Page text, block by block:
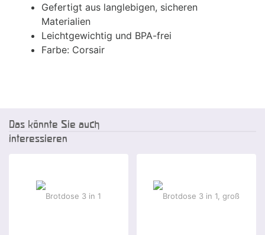
Gefertigt aus langlebigen, sicheren
Materialien
Leichtgewichtig und BPA-frei
Farbe: Corsair
Das könnte Sie auch
interessieren